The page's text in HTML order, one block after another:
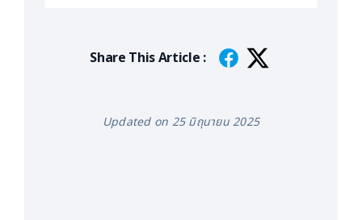
Share This Article :
Updated on 25 มิถุนายน 2025